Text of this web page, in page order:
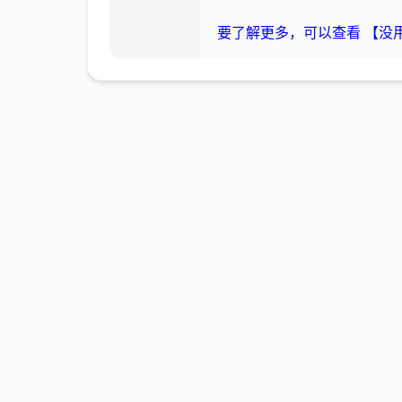
要了解更多，可以查看 【没